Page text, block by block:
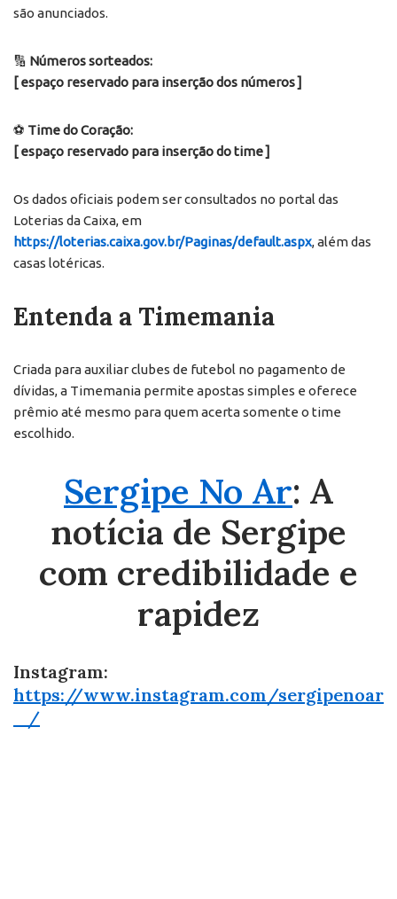
são anunciados.
🔢 Números sorteados:
[ espaço reservado para inserção dos números ]
⚽ Time do Coração:
[ espaço reservado para inserção do time ]
Os dados oficiais podem ser consultados no portal das
Loterias da Caixa, em
https://loterias.caixa.gov.br/Paginas/default.aspx, além das
casas lotéricas.
Entenda a Timemania
Criada para auxiliar clubes de futebol no pagamento de
dívidas, a Timemania permite apostas simples e oferece
prêmio até mesmo para quem acerta somente o time
escolhido.
Sergipe No Ar: A
notícia de Sergipe
com credibilidade e
rapidez
Instagram:
https://www.instagram.com/sergipenoar
_/